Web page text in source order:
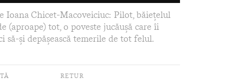
Ioana Chicet-Macoveiciuc: Pilot, băieţelul
(aproape) tot, o poveste jucăușă care îi
să-și depășească temerile de tot felul.
RETUR